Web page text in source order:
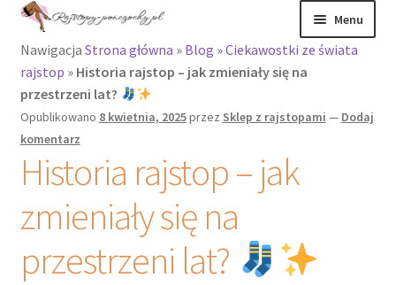
Przejdź
nawigacji
Przejdź
treści
Menu
Rajstopy
Rozwiń
menu
potomne
Rajstopy Orirose
Pończochy i
zakolanówki
Podkolanówki i
Nawigacja Strona główna » Blog »Ciekawostki ze świata
rajstop » Historia rajstop – jak zmieniały się na
przestrzeni lat?
Opublikowano 8 kwietnia, 2025przez Sklep z rajstopami — Dodaj
komentarz
Historia rajstop – jak
zmieniały się na
przestrzeni lat?